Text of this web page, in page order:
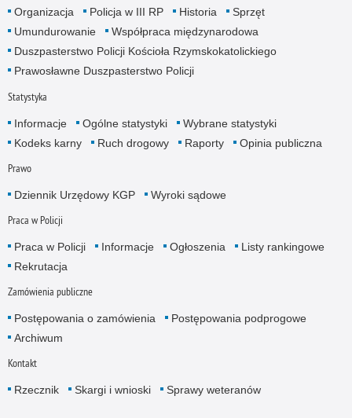
Organizacja
Policja w III RP Historia
Sprzęt
Umundurowanie
Współpraca międzynarodowa
Duszpasterstwo Policji Kościoła Rzymskokatolickiego
Prawosławne Duszpasterstwo Policji
Statystyka
Informacje Ogólne statystyki
Wybrane statystyki
Kodeks karny
Ruch drogowy Raporty Opinia publiczna
Prawo
Dziennik Urzędowy KGP Wyroki sądowe
Praca w Policji
Praca w Policji Informacje Ogłoszenia
Listy rankingowe
Rekrutacja
Zamówienia publiczne
Postępowania o zamówienia
Postępowania podprogowe
Archiwum
Kontakt
Rzecznik Skargi i wnioski Sprawy weteranów